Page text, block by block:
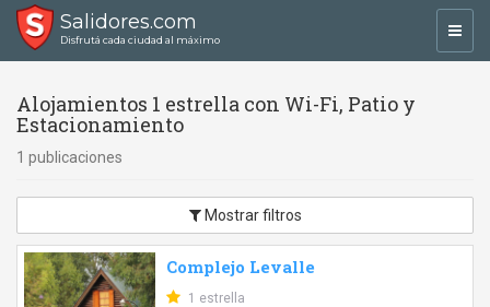
Salidores.com
Disfrutá cada ciudad al máximo
Alojamientos 1 estrella con Wi-Fi, Patio y
Estacionamiento
1 publicaciones
Mostrar filtros
Complejo Levalle
1 estrella